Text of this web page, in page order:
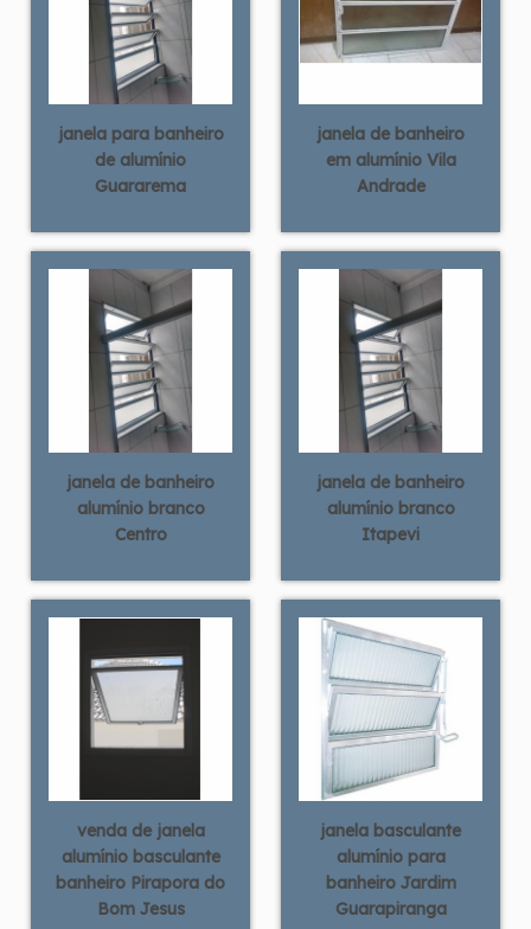
janela para banheiro
de alumínio
Guararema
janela de banheiro
em alumínio Vila
Andrade
janela de banheiro
alumínio branco
Centro
janela de banheiro
alumínio branco
Itapevi
venda de janela
alumínio basculante
banheiro Pirapora do
Bom Jesus
janela basculante
alumínio para
banheiro Jardim
Guarapiranga